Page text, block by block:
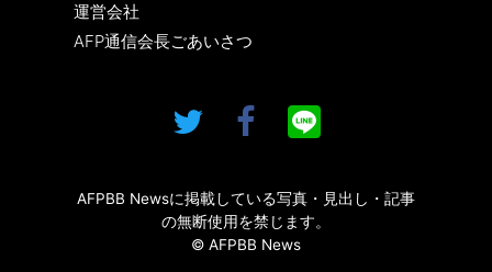
運営会社
AFP通信会長ごあいさつ
AFPBB Newsに掲載している写真・見出し・記事
の無断使用を禁じます。
© AFPBB News